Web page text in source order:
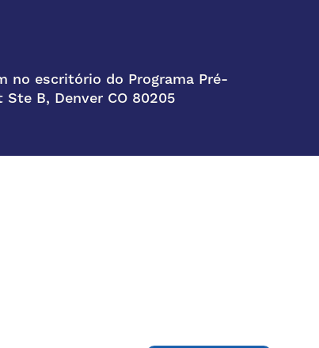
no escritório do Programa Pré-
Ste B, Denver CO 80205